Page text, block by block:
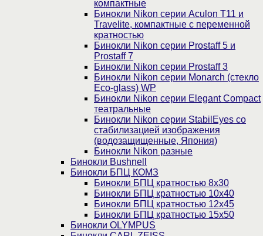
компактные
Бинокли Nikon серии Aculon T11 и
Travelite, компактные с переменной
кратностью
Бинокли Nikon серии Prostaff 5 и
Prostaff 7
Бинокли Nikon серии Prostaff 3
Бинокли Nikon серии Monarch (стекло
Eco-glass) WP
Бинокли Nikon серии Elegant Compact
театральные
Бинокли Nikon серии StabilEyes со
стабилизацией изображения
(водозащищенные, Япония)
Бинокли Nikon разные
Бинокли Bushnell
Бинокли БПЦ КОМЗ
Бинокли БПЦ кратностью 8х30
Бинокли БПЦ кратностью 10х40
Бинокли БПЦ кратностью 12х45
Бинокли БПЦ кратностью 15х50
Бинокли OLYMPUS